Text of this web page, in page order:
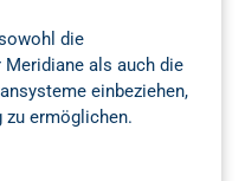
die
als auch die
einbeziehen,
zu ermöglichen.